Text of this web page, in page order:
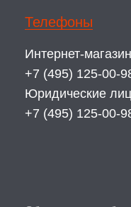
Телефоны
Интернет-магазин
+7 (495) 125-00-
Юридические
+7 (495) 125-00-